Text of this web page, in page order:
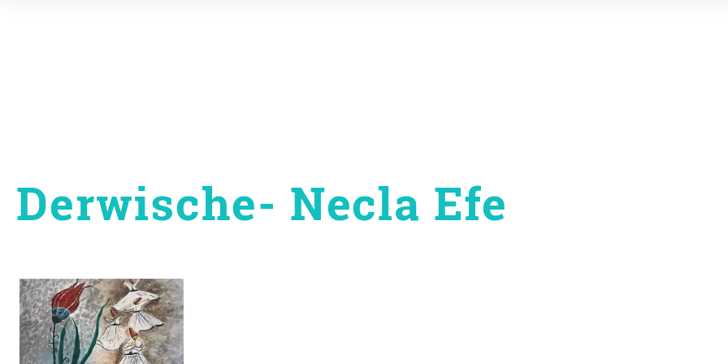
Derwische- Necla Efe
Beitragsnavigation